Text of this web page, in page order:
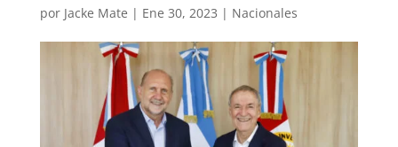
por Jacke Mate | Ene 30, 2023 | Nacionales